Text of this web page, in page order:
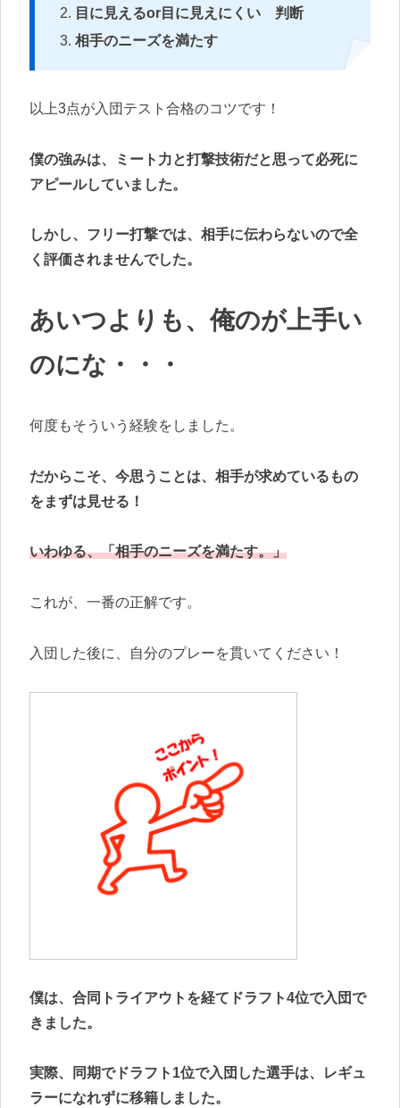
目に見えるor目に見えにくい 判断
相手のニーズを満たす
以上3点が入団テスト合格のコツです！
僕の強みは、ミート力と打撃技術だと思って必死に
アピールしていました。
しかし、フリー打撃では、相手に伝わらないので全
く評価されませんでした。
あいつよりも、俺のが上手い
のにな・・・
何度もそういう経験をしました。
だからこそ、今思うことは、相手が求めているもの
をまずは見せる！
いわゆる、「相手のニーズを満たす。」
これが、一番の正解です。
入団した後に、自分のプレーを貫いてください！
僕は、合同トライアウトを経てドラフト4位で入団で
きました。
実際、同期でドラフト1位で入団した選手は、レギュ
ラーになれずに移籍しました。